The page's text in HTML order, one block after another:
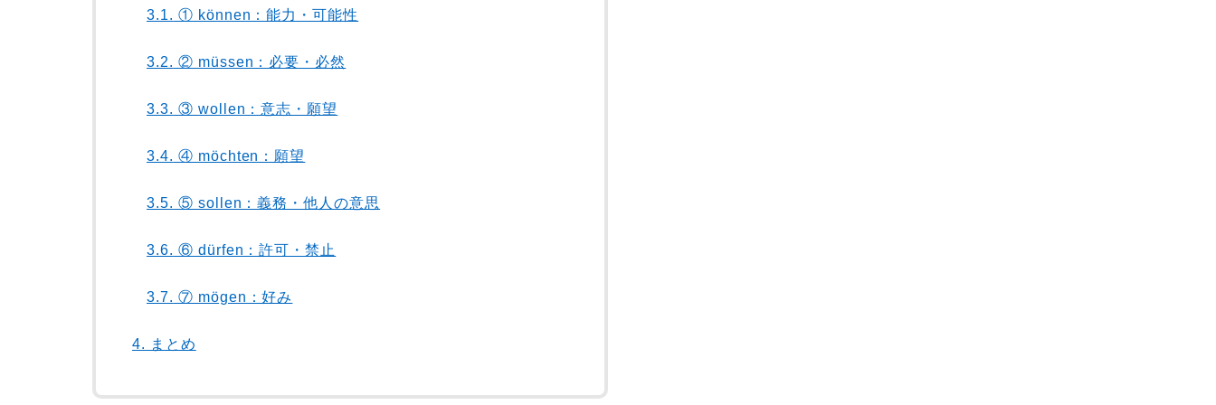
3.1. ① können：能力・可能性
3.2. ② müssen：必要・必然
3.3. ③ wollen：意志・願望
3.4. ④ möchten：願望
3.5. ⑤ sollen：義務・他人の意思
3.6. ⑥ dürfen：許可・禁止
3.7. ⑦ mögen：好み
4. まとめ